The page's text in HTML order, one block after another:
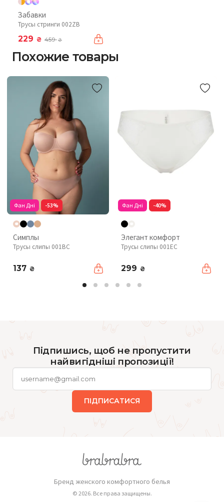
Забавки
Трусы стринги 002ZB
229 ₴ 459₴
Похожие товары
Фан Дні -53%
Симплы
Трусы слипы 001BC
137 ₴
Фан Дні -40%
Элегант комфорт
Трусы слипы 001EC
299 ₴
Підпишись, щоб не пропустити
найвигідніші пропозиції!
ПІДПИСАТИСЯ
Бренд женского комфортного белья
© 2026. Все права защищены.